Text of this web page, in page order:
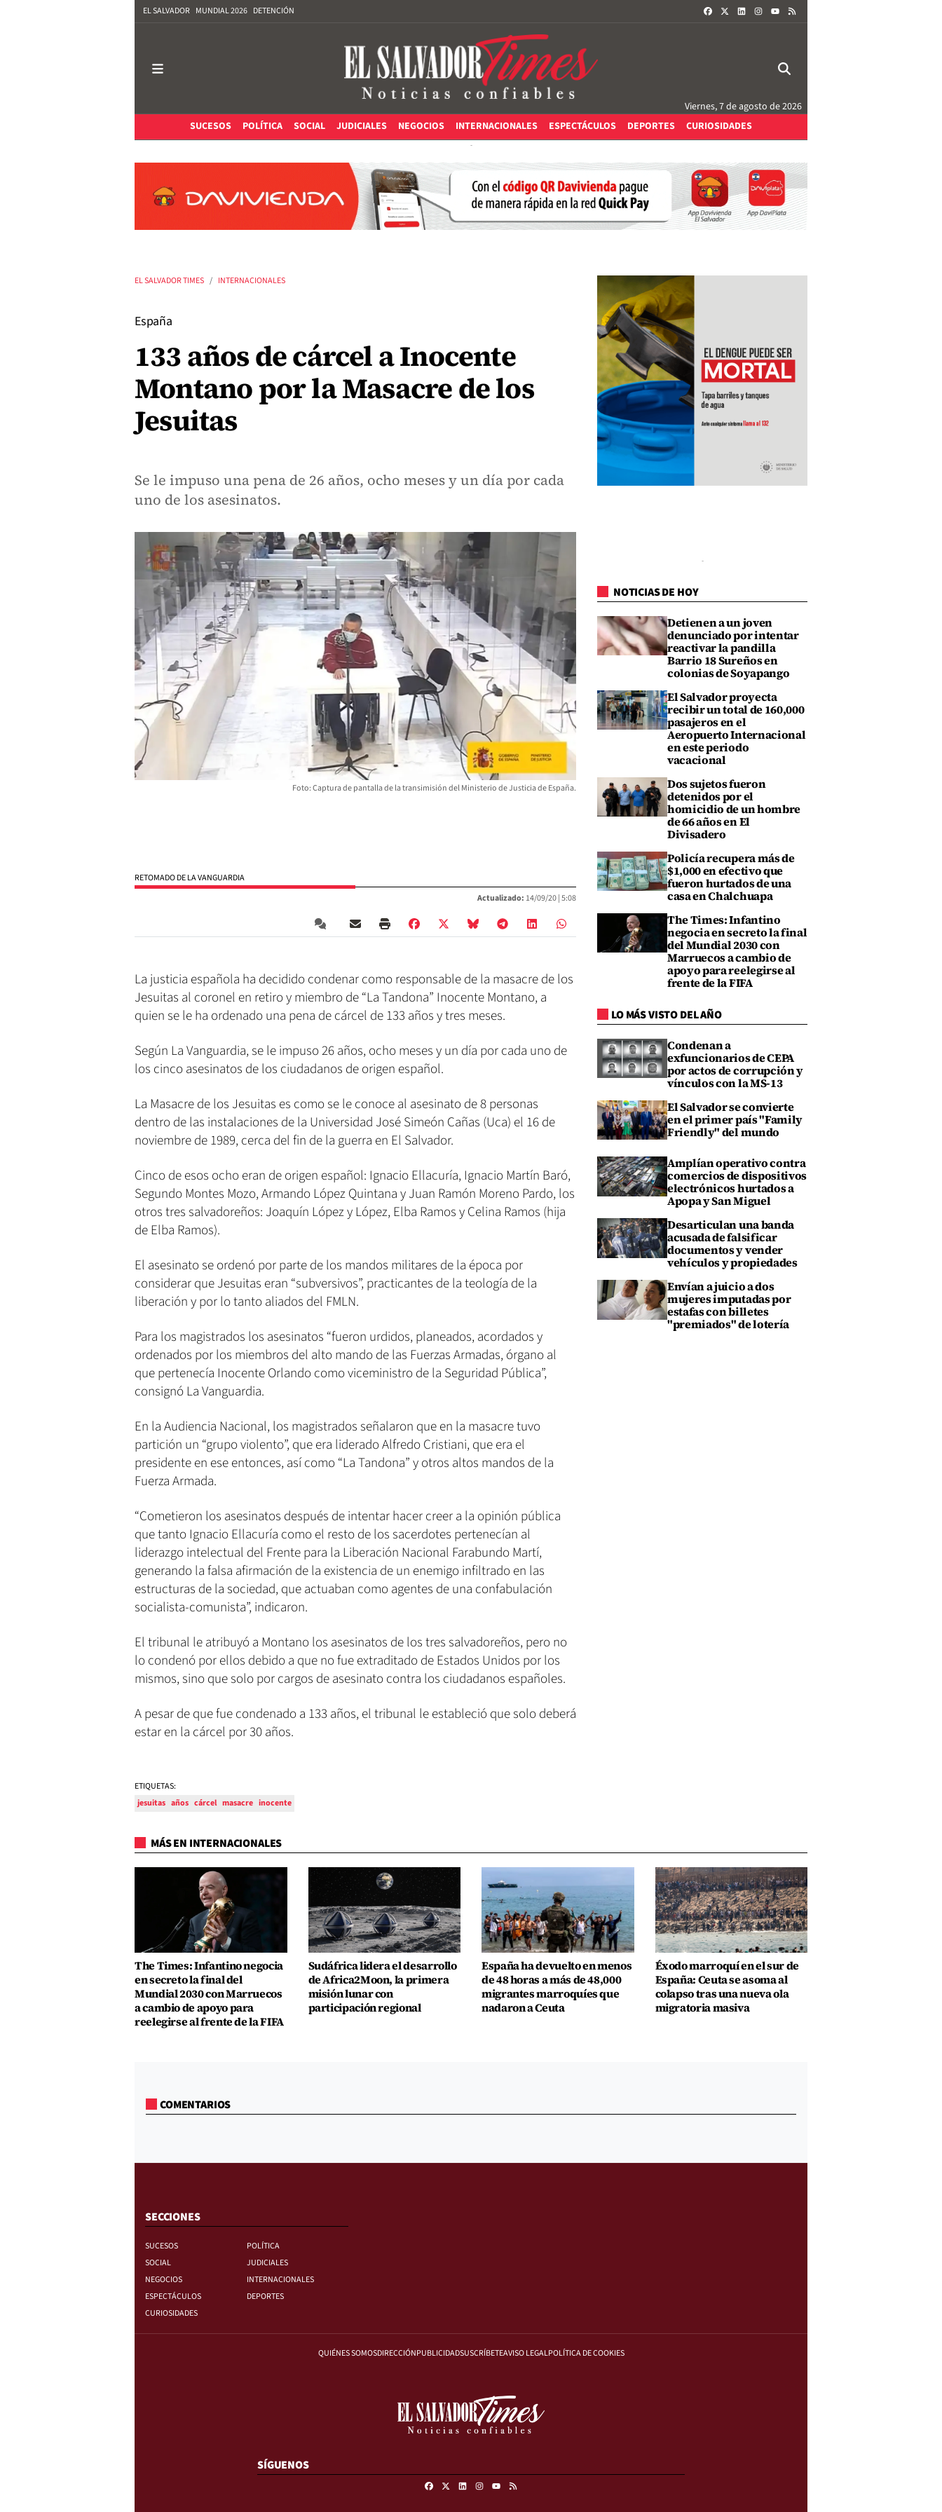
EL SALVADOR MUNDIAL 2026 DETENCIÓN FACEBOOKLINKEDININSTAGRAM
Viernes, 7 de agosto de 2026
SUCESOS
POLÍTICA SOCIAL JUDICIALES NEGOCIOS INTERNACIONALES ESPECTÁCULOS DEPORTES CURIOSIDADES
EL SALVADOR TIMES INTERNACIONALES
España
133 años de cárcel a Inocente
Montano por la Masacre de los
Jesuitas
Se le impuso una pena de 26 años, ocho meses y un día por cada
uno de los asesinatos.
Foto: Captura de pantalla de la transimisión del Ministerio de Justicia de España.
RETOMADO DE LA VANGUARDIA
Actualizado: 14/09/20 |5:08
La justicia española ha decidido condenar como responsable de la masacre de los
Jesuitas al coronel en retiro y miembro de “La Tandona” Inocente Montano, a
quien se le ha ordenado una pena de cárcel de 133 años y tres meses.
Según La Vanguardia, se le impuso 26 años, ocho meses y un día por cada uno de
los cinco asesinatos de los ciudadanos de origen español.
La Masacre de los Jesuitas es como se le conoce al asesinato de 8 personas
dentro de las instalaciones de la Universidad José Simeón Cañas (Uca) el 16 de
noviembre de 1989, cerca del fin de la guerra en El Salvador.
Cinco de esos ocho eran de origen español: Ignacio Ellacuría, Ignacio Martín Baró,
Segundo Montes Mozo, Armando López Quintana y Juan Ramón Moreno Pardo, los
otros tres salvadoreños: Joaquín López y López, Elba Ramos y Celina Ramos (hija
de Elba Ramos).
El asesinato se ordenó por parte de los mandos militares de la época por
considerar que Jesuitas eran “subversivos”, practicantes de la teología de la
liberación y por lo tanto aliados del FMLN.
Para los magistrados los asesinatos “fueron urdidos, planeados, acordados y
ordenados por los miembros del alto mando de las Fuerzas Armadas, órgano al
que pertenecía Inocente Orlando como viceministro de la Seguridad Pública”,
consignó La Vanguardia.
En la Audiencia Nacional, los magistrados señalaron que en la masacre tuvo
partición un “grupo violento”, que era liderado Alfredo Cristiani, que era el
presidente en ese entonces, así como “La Tandona” y otros altos mandos de la
Fuerza Armada.
“Cometieron los asesinatos después de intentar hacer creer a la opinión pública
que tanto Ignacio Ellacuría como el resto de los sacerdotes pertenecían al
liderazgo intelectual del Frente para la Liberación Nacional Farabundo Martí,
generando la falsa afirmación de la existencia de un enemigo infiltrado en las
estructuras de la sociedad, que actuaban como agentes de una confabulación
socialista-comunista”, indicaron.
El tribunal le atribuyó a Montano los asesinatos de los tres salvadoreños, pero no
lo condenó por ellos debido a que no fue extraditado de Estados Unidos por los
mismos, sino que solo por cargos de asesinato contra los ciudadanos españoles.
A pesar de que fue condenado a 133 años, el tribunal le estableció que solo deberá
estar en la cárcel por 30 años.
ETIQUETAS:
jesuitas años cárcel masacre inocente
NOTICIAS DE HOY
Detienen a un joven
denunciado por intentar
reactivar la pandilla
Barrio 18 Sureños en
colonias de Soyapango
El Salvador proyecta
recibir un total de 160,000
pasajeros en el
Aeropuerto Internacional
en este periodo
vacacional
Dos sujetos fueron
detenidos por el
homicidio de un hombre
de 66 años en El
Divisadero
Policía recupera más de
$1,000 en efectivo que
fueron hurtados de una
casa en Chalchuapa
The Times: Infantino
negocia en secreto la final
del Mundial 2030 con
Marruecos a cambio de
apoyo para reelegirse al
frente de la FIFA
LO MÁS VISTO DEL AÑO
Condenan a
exfuncionarios de CEPA
por actos de corrupción y
vínculos con la MS-13
El Salvador se convierte
en el primer país "Family
Friendly" del mundo
Amplían operativo contra
comercios de dispositivos
electrónicos hurtados a
Apopa y San Miguel
Desarticulan una banda
acusada de falsificar
documentos y vender
vehículos y propiedades
Envían a juicio a dos
mujeres imputadas por
estafas con billetes
"premiados" de lotería
MÁS EN INTERNACIONALES
The Times: Infantino negocia
en secreto la final del
Mundial 2030 con Marruecos
a cambio de apoyo para
reelegirse al frente de la FIFA
Sudáfrica lidera el desarrollo
de Africa2Moon, la primera
misión lunar con
participación regional
España ha devuelto en menos
de 48 horas a más de 48,000
migrantes marroquíes que
nadaron a Ceuta
Éxodo marroquí en el sur de
España: Ceuta se asoma al
colapso tras una nueva ola
migratoria masiva
COMENTARIOS
SECCIONES
SUCESOS
POLÍTICA
SOCIAL
JUDICIALES
NEGOCIOS
INTERNACIONALES
ESPECTÁCULOS
DEPORTES
CURIOSIDADES
QUIÉNES SOMOSDIRECCIÓNPUBLICIDADSUSCRÍBETEAVISO LEGALPOLÍTICA DE COOKIES
SÍGUENOS
FacebookLinkedinInstagram